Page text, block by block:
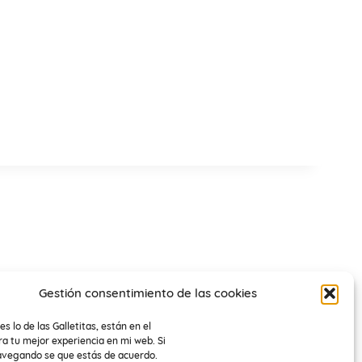
Gestión consentimiento de las cookies
lo de las Galletitas, están en el
tu mejor experiencia en mi web. Si
se que estás de acuerdo.